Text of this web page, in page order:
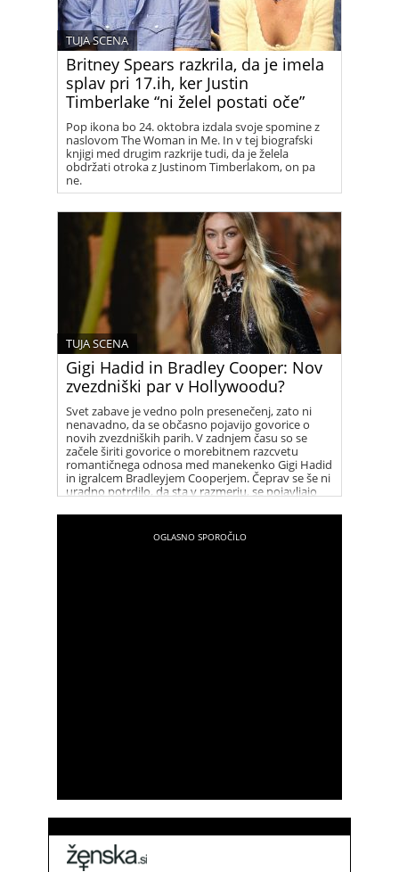
Britney Spears razkrila, da je imela
splav pri 17.ih, ker Justin
Timberlake “ni želel postati oče”
TUJA SCENA
Pop ikona bo 24. oktobra izdala svoje spomine z
naslovom The Woman in Me. In v tej biografski
knjigi med drugim razkrije tudi, da je želela
obdržati otroka z Justinom Timberlakom, on pa
ne.
Gigi Hadid in Bradley Cooper: Nov
zvezdniški par v Hollywoodu?
TUJA SCENA
Svet zabave je vedno poln presenečenj, zato ni
nenavadno, da se občasno pojavijo govorice o
novih zvezdniških parih. V zadnjem času so se
začele širiti govorice o morebitnem razcvetu
romantičnega odnosa med manekenko Gigi Hadid
in igralcem Bradleyjem Cooperjem. Čeprav se še ni
uradno potrdilo, da sta v razmerju, se pojavljajo
oboževalci.